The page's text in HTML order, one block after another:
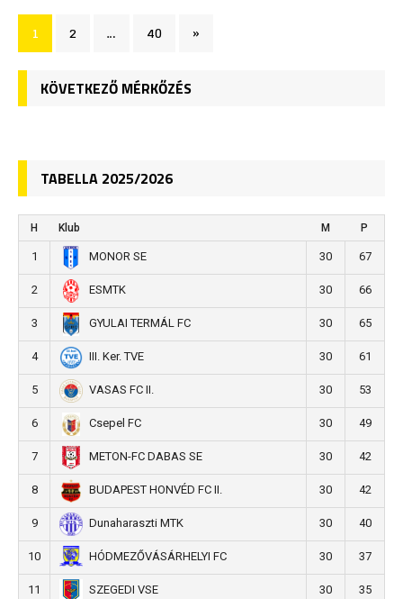
1 2 … 40 »
KÖVETKEZŐ MÉRKŐZÉS
TABELLA 2025/2026
H Klub M P
1 MONOR SE 30 67
2 ESMTK 30 66
3 GYULAI TERMÁL FC 30 65
4 III. Ker. TVE 30 61
5 VASAS FC II. 30 53
6 Csepel FC 30 49
7 METON-FC DABAS SE 30 42
8 BUDAPEST HONVÉD FC II. 30 42
9 Dunaharaszti MTK 30 40
10 HÓDMEZŐVÁSÁRHELYI FC 30 37
11 SZEGEDI VSE 30 35